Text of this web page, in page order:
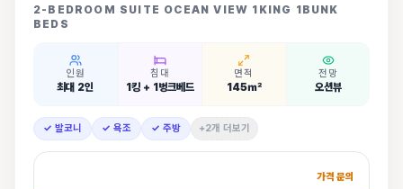
2-BEDROOM SUITE OCEAN VIEW 1KING 1BUNK
BEDS
인원
최대 2인
침대
1킹 + 1벙크베드
면적
145㎡
전망
오션뷰
✓ 발코니 ✓ 욕조 ✓ 주방 +2개 더보기
가격 문의